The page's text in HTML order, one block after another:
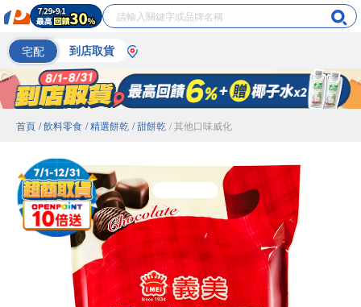
宅配 到店取貨
首頁 / 飲料零食 / 精選餅乾 / 甜餅乾 / 其他口味威化